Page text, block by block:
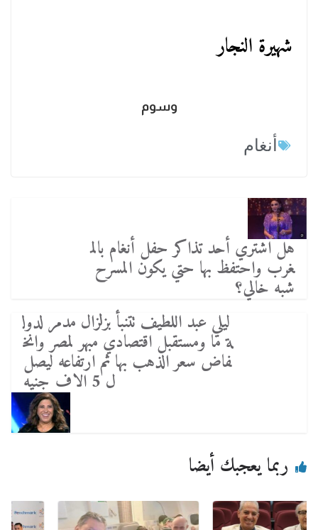
شهيرة النجار
وسوم
أنغام
هل اشتري أحد تذاكر حفل أنغام بالم
غرب واحتفظ بها حتي يكون المسرح
شبه خالي؟
ليلي عبد اللطيف تتنبأ بزلزال مدمر لدول
ة ما ومستقبل اقتصادي مبهر لمصر وانخ
فاض سعر الذهب بها ثم ارتفاعه ليصل
ل 5 الاف جنيه
ربما يعجبك أيضا